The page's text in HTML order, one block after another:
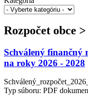
Rozpočet obce
Schválený finančný
na roky 2026 - 2028
Typ súboru: PDF